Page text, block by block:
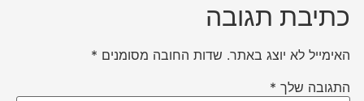
כתיבת תגובה
האימייל לא יוצג באתר. שדות החובה מסומנים *
התגובה שלך *